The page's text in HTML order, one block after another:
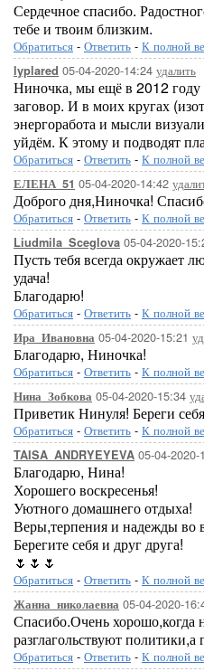
Сердечное спасибо.
тебе и твоим близким.
Обратиться - Ответить - К полной
lyplared 05-04-2020-14:24 удалить
Ниночка, мы ещё в 2012 году
заговор. И в моих кругах
энергоработа и мысли
уйдём. К этому и подводят
Обратиться - Ответить - К полной
ЕЛЕНА_51 05-04-2020-14:42
Доброго дня,Ниночка!
Обратиться - Ответить - К полной
Liudmila_Sceglova 05-04-2020-
Пусть тебя всегда окружает
удача!
Благодарю!
Обратиться - Ответить - К полной
Ира_Ивановна 05-04-2020-15:21
Благодарю, Ниночка!
Обратиться - Ответить - К полной
Нина_Зобкова 05-04-2020-15:34
Приветик Нинуля! Береги
Обратиться - Ответить - К полной
TAISA_ANDRYEYEVA 05-04-2020-
Благодарю, Нина!
Хорошего воскресенья!
Уютного домашнего отдыха!
Веры,терпения и надежды во
Берегите себя и друг друга!
🌷🌷🌷
Обратиться - Ответить - К полной
Жанна_николаевна 05-04-2020-
Спасибо.Очень хорошо,когда
разглагольствуют политики,а
Обратиться - Ответить - К полной